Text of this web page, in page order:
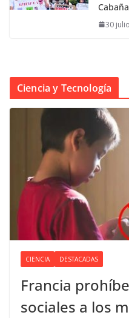
30
Ciencia y Tecnología
CIENCIA DESTACADAS
Francia
sociales a los